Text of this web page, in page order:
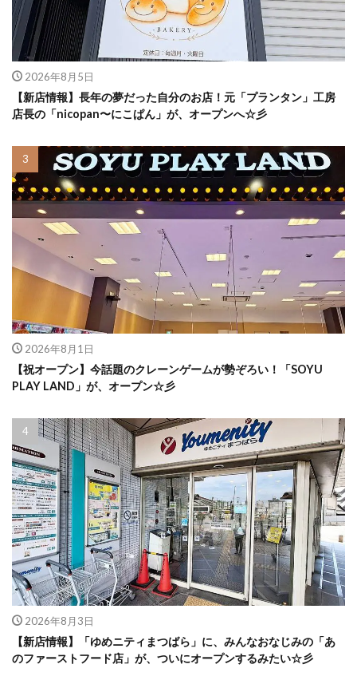
2026年8月5日
【新店情報】長年の夢だった自分のお店！元「プランタン」工房
店長の「nicopan〜にこぱん」が、オープンへ☆彡
2026年8月1日
【祝オープン】今話題のクレーンゲームが勢ぞろい！「SOYU
PLAY LAND」が、オープン☆彡
2026年8月3日
【新店情報】「ゆめニティまつばら」に、みんなおなじみの「あ
のファーストフード店」が、ついにオープンするみたい☆彡